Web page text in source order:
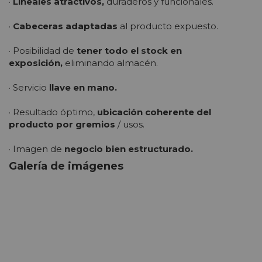
· Cabeceras adaptadas al producto expuesto.
· Posibilidad de tener todo el stock en
exposición, eliminando almacén.
· Servicio llave en mano.
· Resultado óptimo, ubicación coherente del
producto por gremios / usos.
· Imagen de negocio bien estructurado.
Galería de imágenes